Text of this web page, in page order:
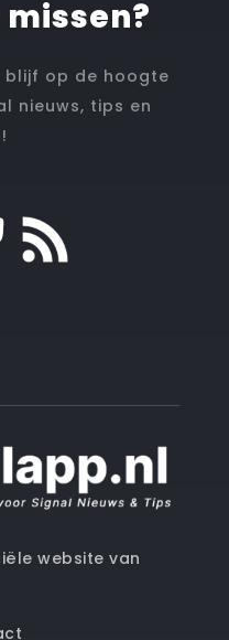
blijf op de hoogte
nieuws, tips en
website van